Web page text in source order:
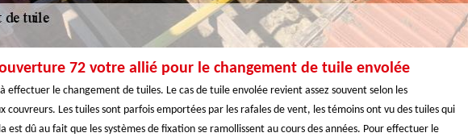
72 votre allié pour le changement de tuile envolée
effectuer le changement de tuiles. Le cas de tuile envolée revient assez souvent selon les
couvreurs. Les tuiles sont parfois emportées par les rafales de vent, les témoins ont vu des tuiles qui
est dû au fait que les systèmes de fixation se ramollissent au cours des années. Pour effectuer le